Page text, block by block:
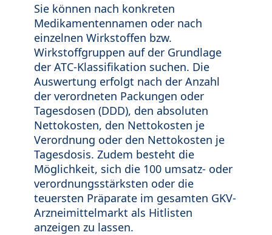
Sie können nach konkreten
Medikamentennamen oder nach
einzelnen Wirkstoffen bzw.
Wirkstoffgruppen auf der Grundlage
der ATC-Klassifikation suchen. Die
Auswertung erfolgt nach der Anzahl
der verordneten Packungen oder
Tagesdosen (DDD), den absoluten
Nettokosten, den Nettokosten je
Verordnung oder den Nettokosten je
Tagesdosis. Zudem besteht die
Möglichkeit, sich die 100 umsatz- oder
verordnungsstärksten oder die
teuersten Präparate im gesamten GKV-
Arzneimittelmarkt als Hitlisten
anzeigen zu lassen.